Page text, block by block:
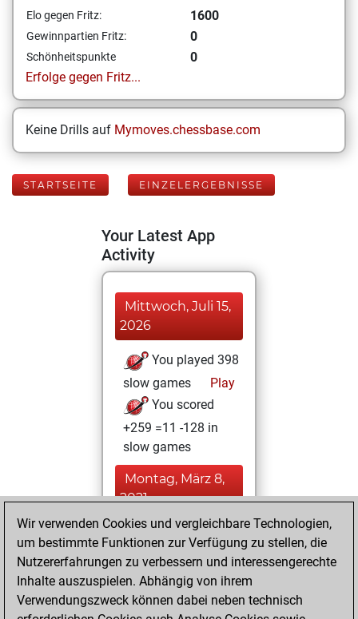
Elo gegen Fritz: 1600
Gewinnpartien Fritz: 0
Schönheitspunkte
0
Erfolge gegen Fritz...
Keine Drills auf Mymoves.chessbase.com
STARTSEITE EINZELERGEBNISSE
Your Latest App
Activity
Mittwoch, Juli 15,
2026
You played 398
slow games
Play
You scored
+259 =11 -128 in
slow games
Montag, März 8,
2021
You created
your Fritz account
Fritz
Montag,
September 16,
Wir verwenden Cookies und vergleichbare Technologien,
um bestimmte Funktionen zur Verfügung zu stellen, die
Nutzererfahrungen zu verbessern und interessengerechte
Inhalte auszuspielen. Abhängig von ihrem
Verwendungszweck können dabei neben technisch